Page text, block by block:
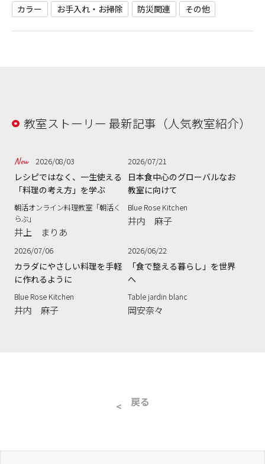
カラー
お手入れ・お掃除 防災関連 その他
教室ストーリー 最新記事（人気教室紹介）
2026/08/03
レシピではなく、一生使える
「料理の考え方」を学ぶ
朝活オンライン料理教室「朝活く
らぶ」
井上 まりあ
2026/07/21
日本食中心のグローバルなお
教室に向けて
Blue Rose Kitchen
井内 麻子
2026/07/06
カラダにやさしい料理を手軽
に作れるように
Blue Rose Kitchen
井内 麻子
2026/06/22
「食で整える暮らし」を世界
へ
Table jardin blanc
岡安奈々
戻る